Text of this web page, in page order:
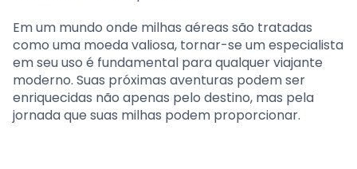
Em um mundo onde milhas aéreas são tratadas
como uma moeda valiosa, tornar-se um especialista
em seu uso é fundamental para qualquer viajante
moderno. Suas próximas aventuras podem ser
enriquecidas não apenas pelo destino, mas pela
jornada que suas milhas podem proporcionar.